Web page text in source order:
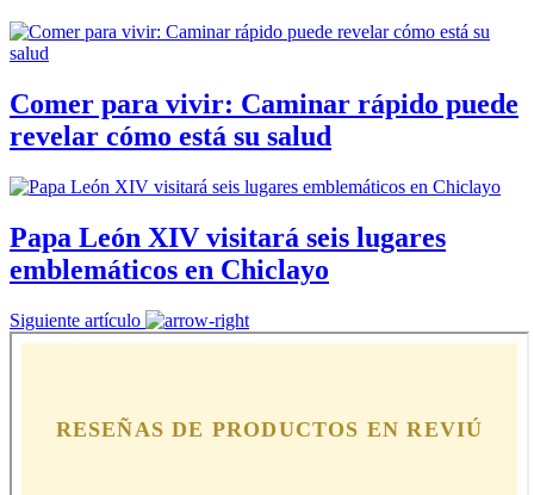
Comer para vivir: Caminar rápido puede
revelar cómo está su salud
Papa León XIV visitará seis lugares
emblemáticos en Chiclayo
Siguiente artículo